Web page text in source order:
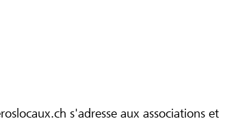
s'adresse aux associations et